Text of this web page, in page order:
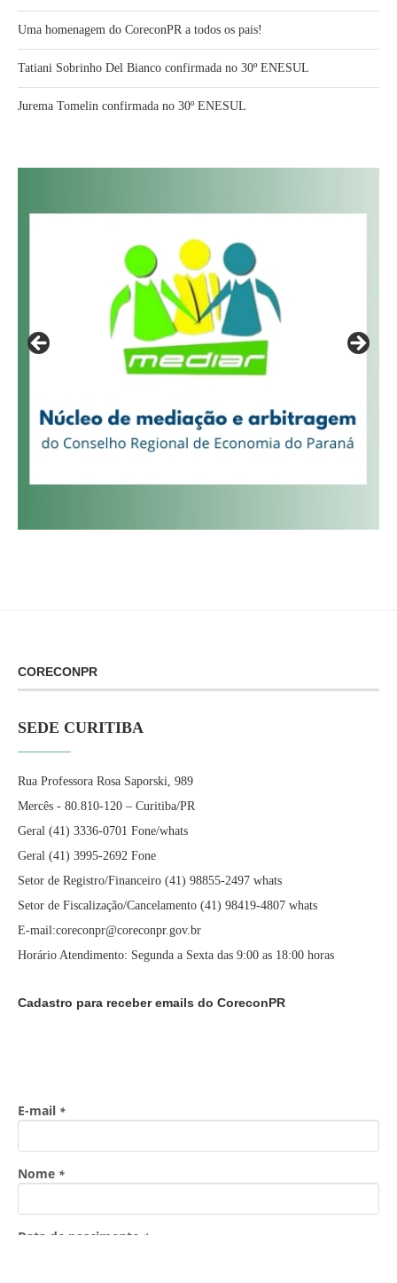
Uma homenagem do CoreconPR a todos os pais!
Tatiani Sobrinho Del Bianco confirmada no 30º ENESUL
Jurema Tomelin confirmada no 30º ENESUL
CORECONPR
SEDE CURITIBA
Rua Professora Rosa Saporski, 989
Mercês - 80.810-120 – Curitiba/PR
Geral (41) 3336-0701 Fone/whats
Geral (41) 3995-2692 Fone
Setor de Registro/Financeiro (41) 98855-2497 whats
Setor de Fiscalização/Cancelamento (41) 98419-4807 whats
E-mail:coreconpr@coreconpr.gov.br
Horário Atendimento: Segunda a Sexta das 9:00 as 18:00 horas
Cadastro para receber emails do CoreconPR